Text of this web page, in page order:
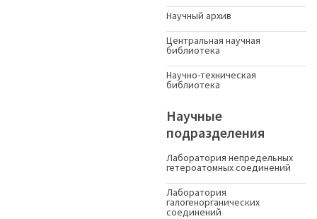
Научный архив
Центральная научная
библиотека
Научно-техническая
библиотека
Научные
подразделения
Лаборатория непредельных
гетероатомных соединений
Лаборатория
галогенорганических
соединений